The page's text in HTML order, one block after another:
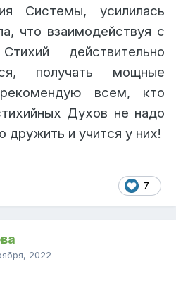
Системы, усилилась
что взаимодействуя с
действительно
получать мощные
всем, кто
Духов не надо
дружить и учится у них!
7
2022